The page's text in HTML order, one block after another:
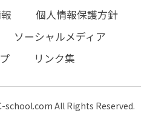
個人情報保護方針
ソーシャルメディア
リンク集
All Rights Reserved.